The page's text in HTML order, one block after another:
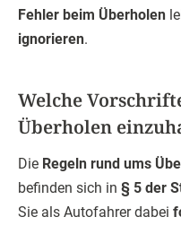
Fehler beim Überholen
ignorieren.
Welche
Überholen
Die Regeln rund ums
befinden sich in § 5 der
Sie als Autofahrer dabei